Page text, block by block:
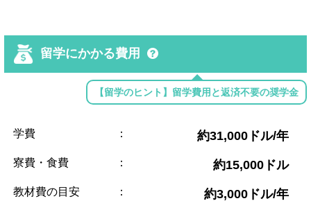
留学にかかる費用
【留学のヒント】留学費用と返済不要の奨学金
学費 ： 約31,000ドル/年
寮費・食費 ： 約15,000ドル
教材費の目安 ： 約3,000ドル/年